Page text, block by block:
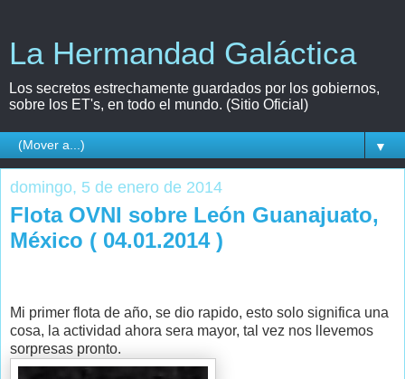
La Hermandad Galáctica
Los secretos estrechamente guardados por los gobiernos,
sobre los ET's, en todo el mundo. (Sitio Oficial)
▼
domingo, 5 de enero de 2014
Flota OVNI sobre León Guanajuato,
México ( 04.01.2014 )
Mi primer flota de año, se dio rapido, esto solo significa una
cosa, la actividad ahora sera mayor, tal vez nos llevemos
sorpresas pronto.